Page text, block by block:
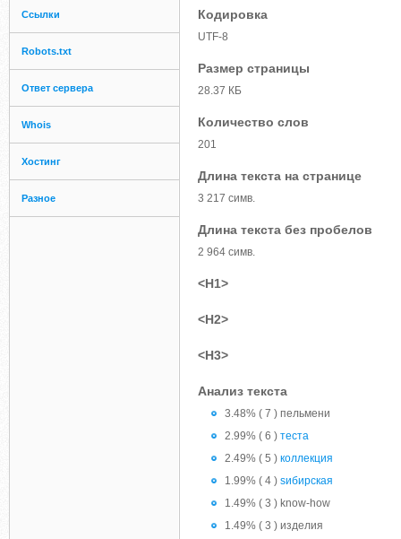
Ссылки
Robots.txt
Ответ сервера
Whois
Хостинг
Разное
Кодировка
UTF-8
Размер страницы
28.37 КБ
Количество слов
201
Длина текста на странице
3 217 симв.
Длина текста без пробелов
2 964 симв.
<H1>
<H2>
<H3>
Анализ текста
3.48% ( 7 ) пельмени
2.99% ( 6 ) теста
2.49% ( 5 ) коллекция
1.99% ( 4 ) sибирская
1.49% ( 3 ) know-how
1.49% ( 3 ) изделия